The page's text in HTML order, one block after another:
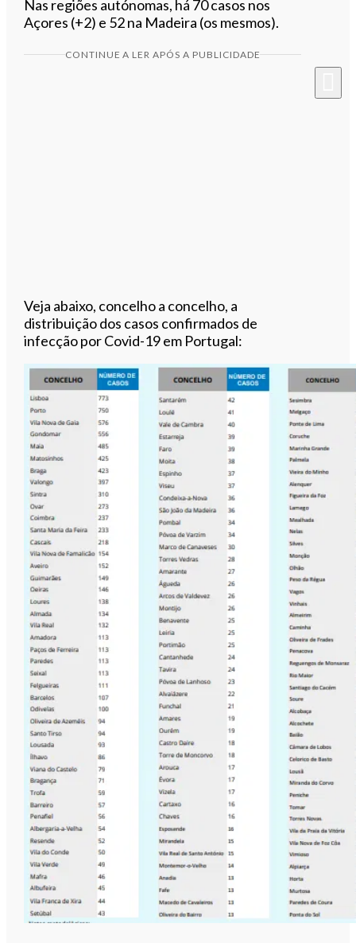
Nas regiões autónomas, há 70 casos nos
Açores (+2) e 52 na Madeira (os mesmos).
CONTINUE A LER APÓS A PUBLICIDADE
Veja abaixo, concelho a concelho, a
distribuição dos casos confirmados de
infecção por Covid-19 em Portugal: